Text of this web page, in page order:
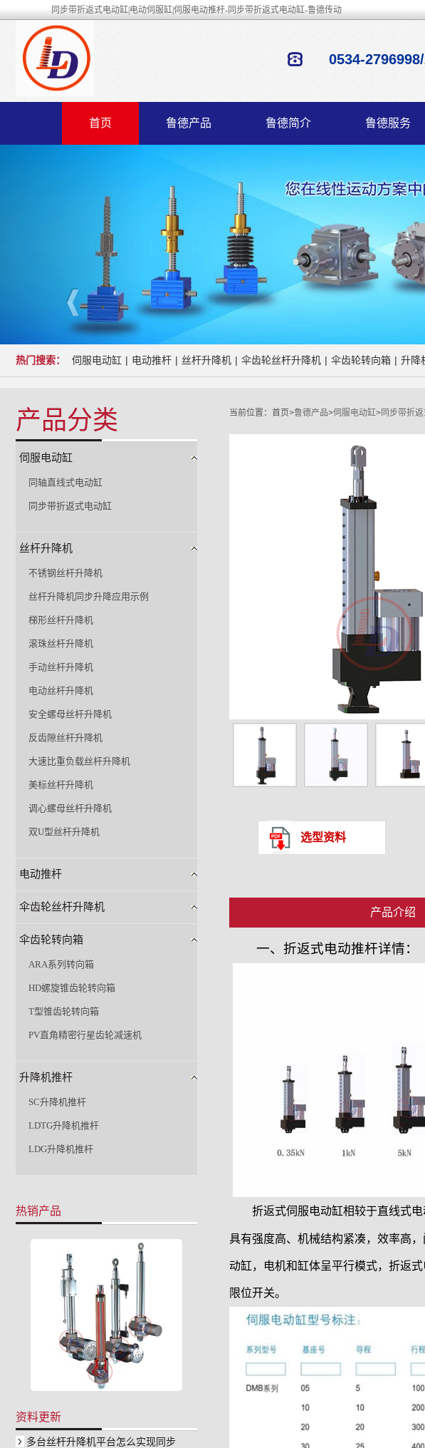
同步带折返式电动缸|电动伺服缸|伺服电动推杆-同步带折返式电动缸-鲁德传动
0534-
首页 鲁德产品 鲁德简介 鲁德服务
热门搜索： 伺服电动缸 | 电动推杆 | 丝杆升降机 | 伞齿轮丝杆升降机 | 伞齿轮转向箱 | 升降
当前位置： 首页>鲁德产品>伺服电动缸> 同步带折
选型资料
产品介绍
一、折返式电动推杆详情：
折返式伺服电动缸相较于直线式电
具有强度高、机械结构紧凑，效率高
动缸，电机和缸体呈平行模式，折返
限位开关。
产品分类
伺服电动缸
同轴直线式电动缸
同步带折返式电动缸
丝杆升降机
不锈钢丝杆升降机
丝杆升降机同步升降应用示例
梯形丝杆升降机
滚珠丝杆升降机
手动丝杆升降机
电动丝杆升降机
安全螺母丝杆升降机
反齿隙丝杆升降机
大速比重负载丝杆升降机
美标丝杆升降机
调心螺母丝杆升降机
双U型丝杆升降机
电动推杆
伞齿轮丝杆升降机
伞齿轮转向箱
ARA系列转向箱
HD螺旋锥齿轮转向箱
T型锥齿轮转向箱
PV直角精密行星齿轮减速机
升降机推杆
SC升降机推杆
LDTG升降机推杆
LDG升降机推杆
热销产品
资料更新
多台丝杆升降机平台怎么实现同步